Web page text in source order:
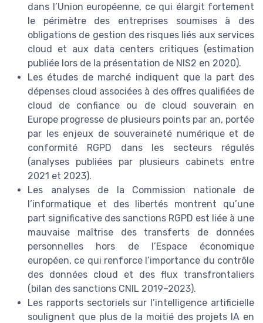
dans l’Union européenne, ce qui élargit fortement
le périmètre des entreprises soumises à des
obligations de gestion des risques liés aux services
cloud et aux data centers critiques (estimation
publiée lors de la présentation de NIS2 en 2020).
Les études de marché indiquent que la part des
dépenses cloud associées à des offres qualifiées de
cloud de confiance ou de cloud souverain en
Europe progresse de plusieurs points par an, portée
par les enjeux de souveraineté numérique et de
conformité RGPD dans les secteurs régulés
(analyses publiées par plusieurs cabinets entre
2021 et 2023).
Les analyses de la Commission nationale de
l’informatique et des libertés montrent qu’une
part significative des sanctions RGPD est liée à une
mauvaise maîtrise des transferts de données
personnelles hors de l’Espace économique
européen, ce qui renforce l’importance du contrôle
des données cloud et des flux transfrontaliers
(bilan des sanctions CNIL 2019–2023).
Les rapports sectoriels sur l’intelligence artificielle
soulignent que plus de la moitié des projets IA en